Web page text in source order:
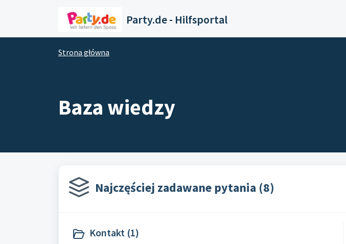
Party.de - Hilfsportal
Strona główna
Baza wiedzy
Najczęściej zadawane pytania (8)
Kontakt (1)